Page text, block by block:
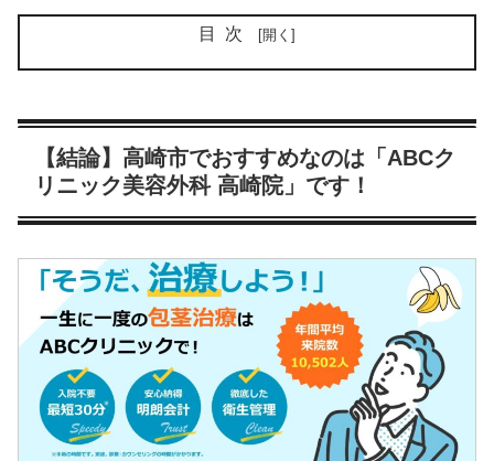
目次
【結論】高崎市でおすすめなのは「ABCク
リニック美容外科 高崎院」です！